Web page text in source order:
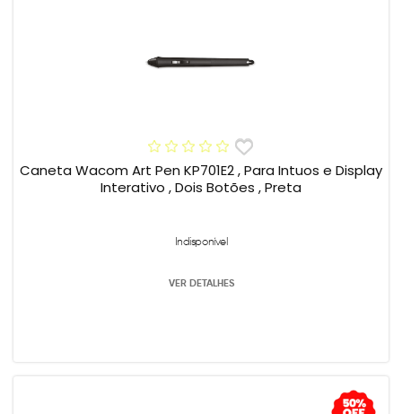
Caneta Wacom Art Pen KP701E2 , Para Intuos e Display
Interativo , Dois Botões , Preta
Indisponível
VER DETALHES